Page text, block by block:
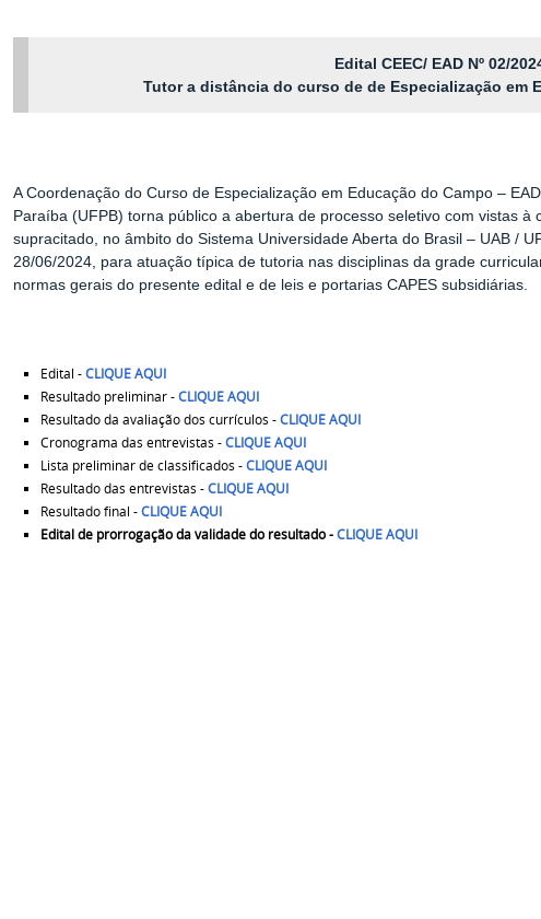
Edital CEEC/ EAD Nº 02/
Tutor a distância do curso de de Especialização em
A Coordenação do Curso de Especialização em Educação do Campo –
Paraíba (UFPB) torna público a abertura de processo seletivo com vistas
supracitado, no âmbito do Sistema Universidade Aberta do Brasil – UAB /
28/06/2024, para atuação típica de tutoria nas disciplinas da grade
normas gerais do presente edital e de leis e portarias CAPES subsidiárias.
Edital -CLIQUE AQUI
Resultado preliminar -CLIQUE AQUI
Resultado da avaliação dos currículos -CLIQUE AQUI
Cronograma das entrevistas -CLIQUE AQUI
Lista preliminar de classificados -CLIQUE AQUI
Resultado das entrevistas -CLIQUE AQUI
Resultado final -CLIQUE AQUI
Edital de prorrogação da validade do resultado -CLIQUE AQUI